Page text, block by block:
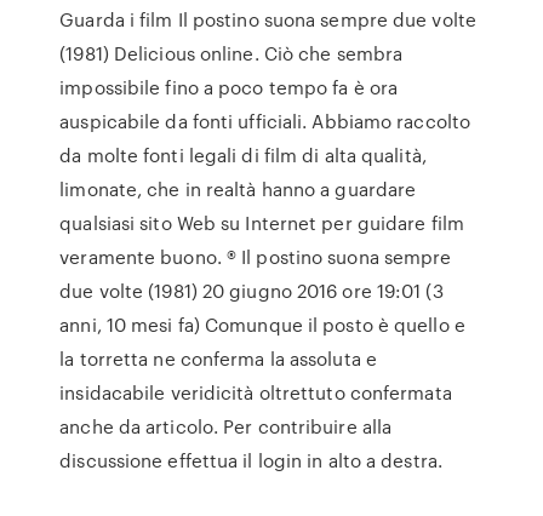
Guarda i film Il postino suona sempre due volte
(1981) Delicious online. Ciò che sembra
impossibile fino a poco tempo fa è ora
auspicabile da fonti ufficiali. Abbiamo raccolto
da molte fonti legali di film di alta qualità,
limonate, che in realtà hanno a guardare
qualsiasi sito Web su Internet per guidare film
veramente buono. ® Il postino suona sempre
due volte (1981) 20 giugno 2016 ore 19:01 (3
anni, 10 mesi fa) Comunque il posto è quello e
la torretta ne conferma la assoluta e
insidacabile veridicità oltrettuto confermata
anche da articolo. Per contribuire alla
discussione effettua il login in alto a destra.